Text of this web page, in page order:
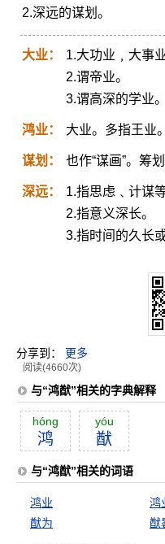
2.深远的谋划。
大业：
1.大功业﹐大事业
2.谓帝业。
3.谓高深的学业。
鸿业： 大业。多指王业。
谋划： 也作“谋画”。筹
深远：
1.指思虑﹑计谋
2.指意义深长。
3.指时间的久长
分享到： 更多
阅读(4660次)
与“鸿猷”相关的字典解释
hóng
鸿
yóu
猷
与“鸿猷”相关的词语
鸿业 鸿
猷为
猷